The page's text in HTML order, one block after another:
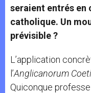
seraient entrés en
catholique. Un
prévisible ?
L’application
l’Anglicanorum
Quiconque